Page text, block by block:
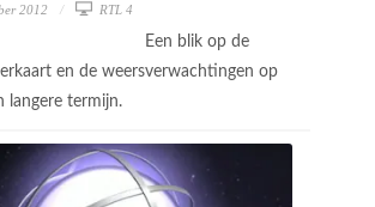
2012 RTL 4
Een blik op de
en de weersverwachtingen op
langere termijn.